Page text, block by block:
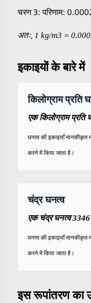
चरण 3: परिणाम:
अतः, 1 kg/m3 =
इकाइयों के बारे में
किलोग्राम
एक किलोग्राम प्रति
घनत्व की इकाइयाँ मानकीकृत
करने में किया जाता है।
चंद्र घनत्व
एक चंद्र घनत्व 3346
घनत्व की इकाइयाँ मानकीकृत
करने में किया जाता है।
इस रूपांतरण का